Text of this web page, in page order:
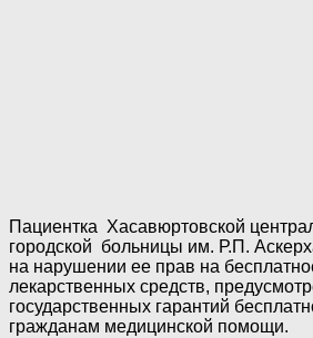
Пациентка Хасавюртовской
городской больницы им. Р.П.
на нарушении ее прав на
лекарственных средств,
государственных гарантий
гражданам медицинской помощи.